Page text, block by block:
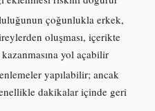
çoğunlukla erkek,
oluşması, içerikte
yol açabilir
yapılabilir; ancak
dakikalar içinde geri